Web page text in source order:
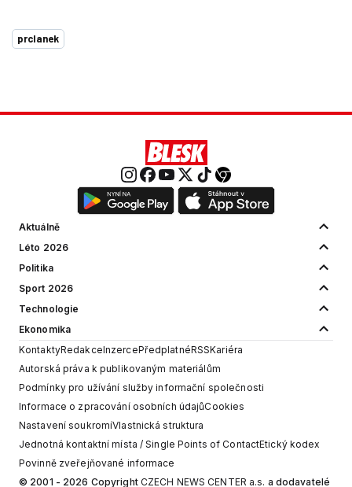
prclanek
Aktuálně
Léto 2026
Politika
Sport 2026
Technologie
Ekonomika
KontaktyRedakceInzercePředplatnéRSSKariéra
Autorská práva k publikovaným materiálům
Podmínky pro užívání služby informační společnosti
Informace o zpracování osobních údajůCookies
Nastavení soukromíVlastnická struktura
Jednotná kontaktní místa / Single Points of ContactEtický kodex
Povinně zveřejňované informace
© 2001 - 2026 Copyright CZECH NEWS CENTER a.s. a dodavatelé